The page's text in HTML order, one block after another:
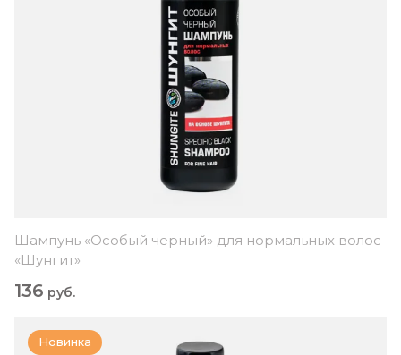
Шампунь «Особый черный» для нормальных волос
«Шунгит»
136 руб.
Новинка